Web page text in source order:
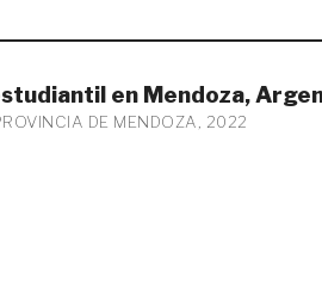
en Mendoza,
DE MENDOZA, 2022